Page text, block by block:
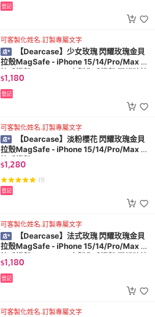
登記
可客製化姓名.訂製專屬文字
【Dearcase】少女玫瑰 閃耀玫瑰金貝
拉殼MagSafe - iPhone 15/14/Pro/Max 防
摔手機殼(MagSafe 客製化手機殼 軍規防摔
金箔手機殼)
$1,180
登記
可客製化姓名.訂製專屬文字
【Dearcase】淡粉櫻花 閃耀玫瑰金貝
拉殼MagSafe - iPhone 15/14/Pro/Max 防
摔手機殼(
$1,280
(1)
登記
可客製化姓名.訂製專屬文字
【Dearcase】法式玫瑰 閃耀玫瑰金貝
拉殼MagSafe - iPhone 15/14/Pro/Max 防
摔手機殼(MagSafe 客製化手機殼 軍規防摔
金箔手機殼)
$1,180
登記
可客製化姓名.訂製專屬文字